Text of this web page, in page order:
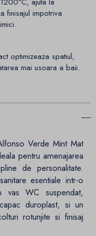
finisajul impotriva
optimizeaza spatiul,
mai usoara a baii.
Verde Mint Mat
pentru amenajarea
de personalitate.
esentiale intr-o
vas WC suspendat,
duroplast, si un
rotunjite si finisaj